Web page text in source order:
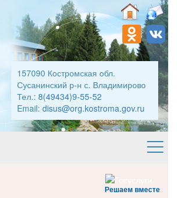
157090 Костромская обл.
Сусанинский р-н с. Владимирово
Тел.: 8(49434)9-55-52
Email: disus@org.kostroma.gov.ru
Решаем вместе